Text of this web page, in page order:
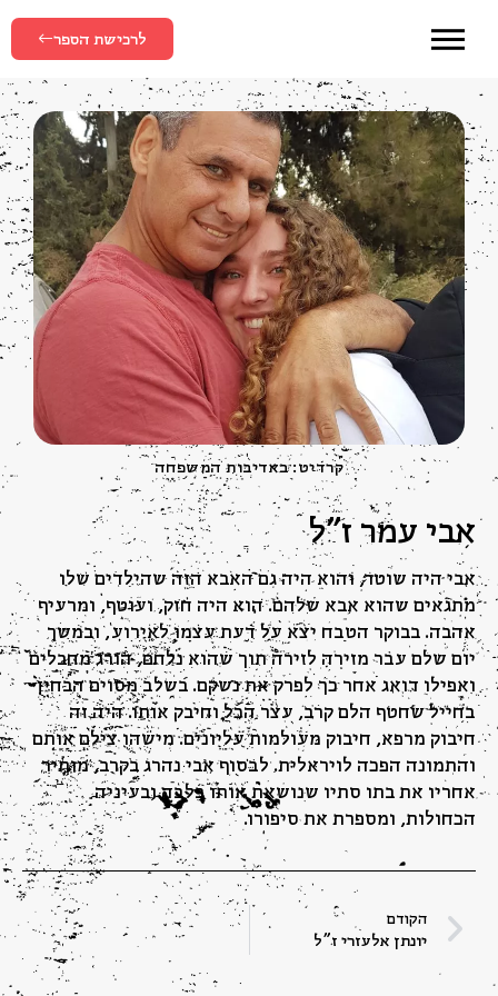
לרכישת הספר
קרדיט: באדיבות המשפחה
אבי עמר ז"ל
אבי היה שוטר, והוא היה גם האבא הזה שהילדים שלו
מתגאים שהוא אבא שלהם. הוא היה חזק, ועוטף, ומרעיף
אהבה. בבוקר הטבח יצא על דעת עצמו לאירוע, ובמשך
יום שלם עבר מזירה לזירה תוך שהוא נלחם, הורג מחבלים
ואפילו דואג אחר כך לפרק את נשקם. בשלב מסוים הבחין
בחייל שחטף הלם קרב, עצר הכל וחיבק אותו. היה זה
חיבוק מרפא, חיבוק מעולמות עליונים. מישהו צילם אותם
והתמונה הפכה לויראלית. לבסוף אבי נהרג בקרב, מותיר
אחריו את בתו סתיו שנושאת אותו בלבה ובעיניה
הכחולות, ומספרת את סיפורו.
הקודם
יונתן אלעזרי ז"ל